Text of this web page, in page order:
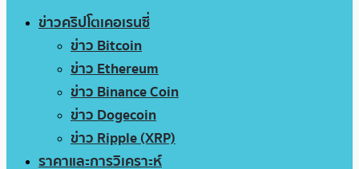
ข่าวคริปโตเคอเรนซี่
ข่าว Bitcoin
ข่าว Ethereum
ข่าว Binance Coin
ข่าว Dogecoin
ข่าว Ripple (XRP)
ราคาและการวิเคราะห์